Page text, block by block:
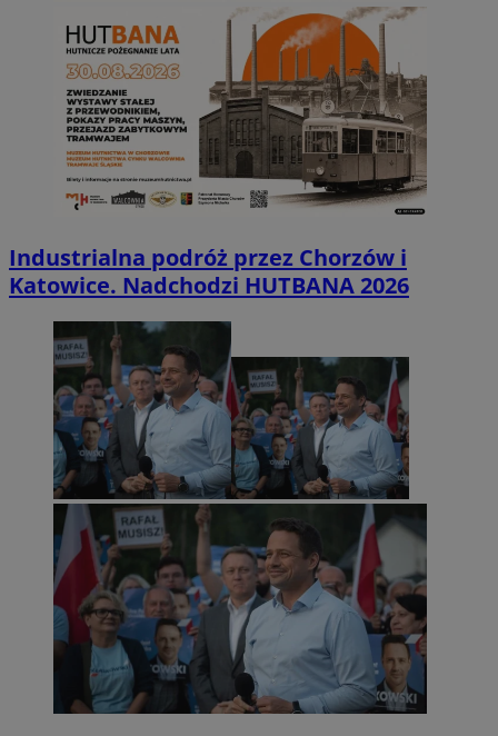
Industrialna podróż przez Chorzów i
Katowice. Nadchodzi HUTBANA 2026